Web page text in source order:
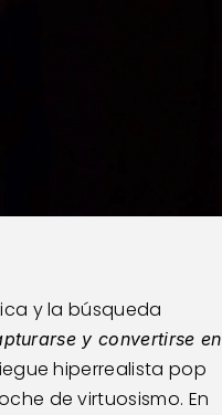
y la búsqueda
y convertirse en
hiperrealista pop
de virtuosismo. En